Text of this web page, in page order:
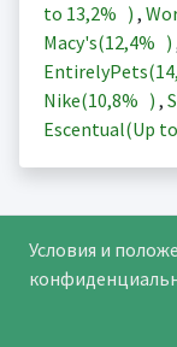
to 13,2% ) ,
Macy's(12,4% )
EntirelyPets(
Nike(10,8% ) ,
Escentual(Up to
Условия и